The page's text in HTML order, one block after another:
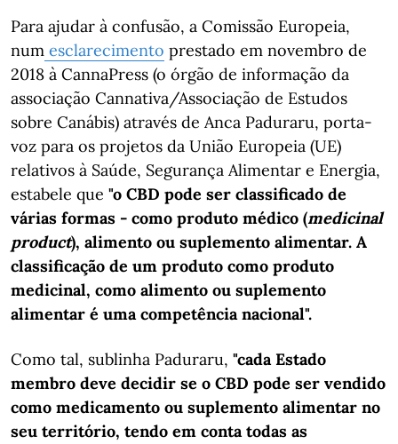
Para ajudar à confusão, a Comissão Europeia,
num esclarecimento prestado em novembro de
2018 à CannaPress (o órgão de informação da
associação Cannativa/Associação de Estudos
sobre Canábis) através de Anca Paduraru, porta-
voz para os projetos da União Europeia (UE)
relativos à Saúde, Segurança Alimentar e Energia,
estabele que "o CBD pode ser classificado de
várias formas - como produto médico (medicinal
product), alimento ou suplemento alimentar. A
classificação de um produto como produto
medicinal, como alimento ou suplemento
alimentar é uma competência nacional".
Como tal, sublinha Paduraru, "cada Estado
membro deve decidir se o CBD pode ser vendido
como medicamento ou suplemento alimentar no
seu território, tendo em conta todas as